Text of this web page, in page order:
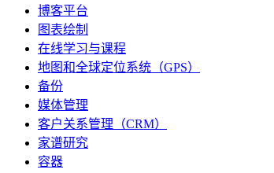
博客平台
图表绘制
在线学习与课程
地图和全球定位系统（GPS）
备份
媒体管理
客户关系管理（CRM）
家谱研究
容器